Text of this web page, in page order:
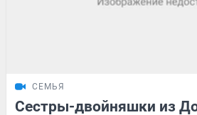
СЕМЬЯ
Сестры-двойняшки из